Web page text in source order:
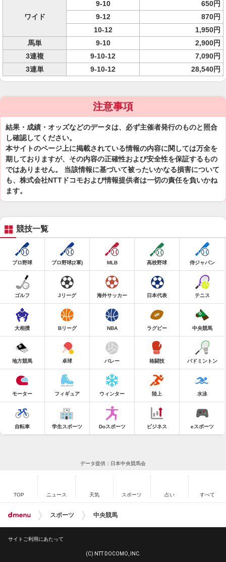
ワイド
9-10
650円
9-12
870円
10-12
1,950円
馬単
9-10
2,900円
3連複
9-10-12
7,090円
3連単
9-10-12 28,540円
注意事項
結果・成績・オッズなどのデータは、必ず主催者発行のものと照合
し確認してください。
本サイトのページ上に掲載されている情報の内容に関しては万全を
期しておりますが、その内容の正確性および安全性を保証するもの
ではありません。 当該情報に基づいて被ったいかなる損害について
も、株式会社NTTドコモおよび情報提供者は一切の責任を負いかね
ます。
競技一覧
プロ野球 プロ野球(2軍) MLB 高校野球 侍ジャパン
ゴルフ Jリーグ 海外サッカー 日本代表 テニス
大相撲 Bリーグ NBA ラグビー 中央競馬
地方競馬 卓球 バレー 格闘技 バドミントン
モーター フィギュア ウィンター 陸上 水泳
自転車 学生スポーツ Doスポーツ ビジネス eスポーツ
データ提供：日本中央競馬会
TOP ニュース 天気 スポーツ 占い すべて
スポーツ 中央競馬
サイトご利用にあたって
(C) NTT DOCOMO, INC.